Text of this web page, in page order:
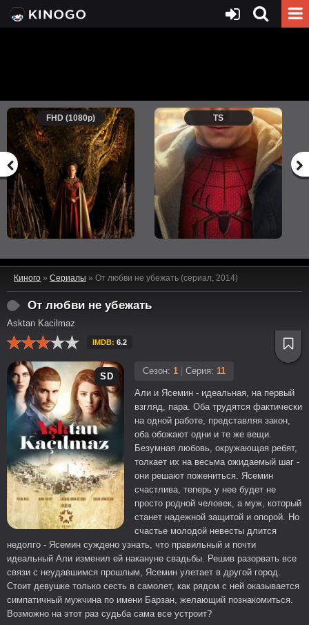
FHD (1080p) TS
Киного » Сериалы » От любви не убежать (сериал, 2014)
От любви не убежать
Asktan Kacilmaz
IMDB: 6.2
SD
Сезон: 1 Серия: 11
Али и Ясемин - идеальная, на первый
взгляд, пара. Оба трудятся фактически
на одной работе, представляя закон,
оба обожают одни и те же вещи.
Безумная любовь, окружающая ребят,
толкает их на весьма ожидаемый шаг -
они решают пожениться. Ясемин
счастлива, теперь у нее будет не
просто родной человек, а муж, который
станет надежной защитой и опорой. Но
счастье молодой невесты длится
недолго - Ясемин суждено узнать, что правильный и почти
идеальный Али изменил ей накануне свадьбы. Решив разорвать все
связи с неудавшимся прошлым, Ясемин улетает в другой город.
Стоит девушке только сесть в самолет, как рядом с ней оказывается
симпатичный мужчина по имени Барзан, желающий познакомиться.
Возможно на этот раз судьба сама все устроит?